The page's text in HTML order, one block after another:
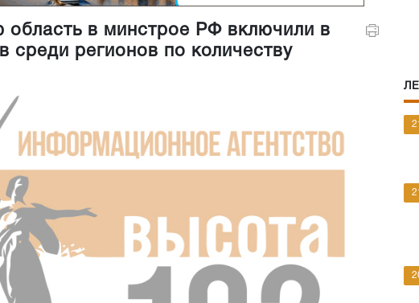
область в минстрое РФ включили в
среди регионов по количеству